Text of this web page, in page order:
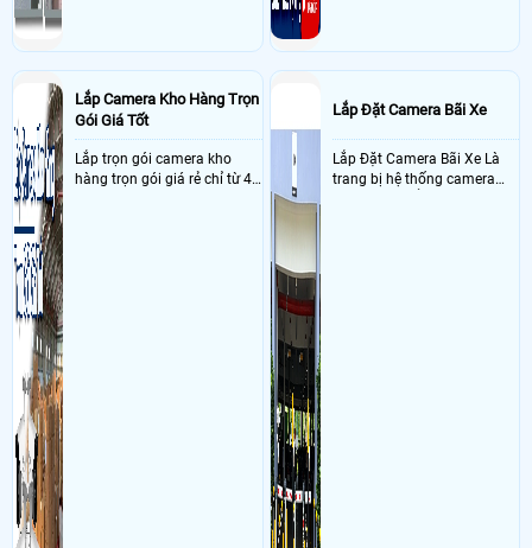
Lắp Camera Kho Hàng Trọn
Gói Giá Tốt
Lắp trọn gói camera kho
hàng trọn gói giá rẻ chỉ từ 4
Lắp Đặt Camera Bãi Xe
Lắp Đặt Camera Bãi Xe Là
trang bị hệ thống camera